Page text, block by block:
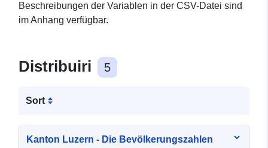
Beschreibungen der Variablen in der CSV-Datei sind
im Anhang verfügbar.
Distribuiri 5
Sort
Kanton Luzern - Die Bevölkerungszahlen